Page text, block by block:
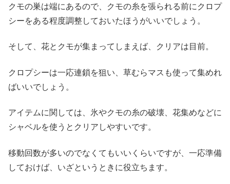
クモの巣は端にあるので、クモの糸を張られる前にクロプ
シーをある程度調整しておいたほうがいいでしょう。
そして、花とクモが集まってしまえば、クリアは目前。
クロプシーは一応連鎖を狙い、草むらマスも使って集めれ
ばいいでしょう。
アイテムに関しては、氷やクモの糸の破壊、花集めなどに
シャベルを使うとクリアしやすいです。
移動回数が多いのでなくてもいいくらいですが、一応準備
しておけば、いざというときに役立ちます。